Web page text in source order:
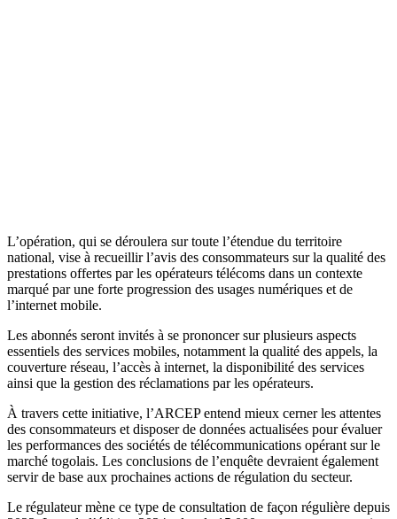
L’opération, qui se déroulera sur toute l’étendue du territoire
national, vise à recueillir l’avis des consommateurs sur la qualité des
prestations offertes par les opérateurs télécoms dans un contexte
marqué par une forte progression des usages numériques et de
l’internet mobile.
Les abonnés seront invités à se prononcer sur plusieurs aspects
essentiels des services mobiles, notamment la qualité des appels, la
couverture réseau, l’accès à internet, la disponibilité des services
ainsi que la gestion des réclamations par les opérateurs.
À travers cette initiative, l’ARCEP entend mieux cerner les attentes
des consommateurs et disposer de données actualisées pour évaluer
les performances des sociétés de télécommunications opérant sur le
marché togolais. Les conclusions de l’enquête devraient également
servir de base aux prochaines actions de régulation du secteur.
Le régulateur mène ce type de consultation de façon régulière depuis